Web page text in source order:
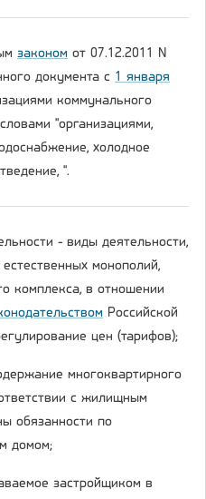
законом от 07.12.2011 N
документа с 1 января
коммунального
"организациями,
холодное
".
- виды деятельности,
монополий,
комплекса, в отношении
Российской
цен (тарифов);
многоквартирного
с жилищным
обязанности по
домом;
застройщиком в